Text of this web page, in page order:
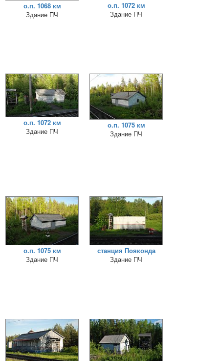
о.п. 1068 км
Здание ПЧ
о.п. 1072 км
Здание ПЧ
о.п. 1072 км
Здание ПЧ
о.п. 1075 км
Здание ПЧ
о.п. 1075 км
Здание ПЧ
станция Пояконда
Здание ПЧ